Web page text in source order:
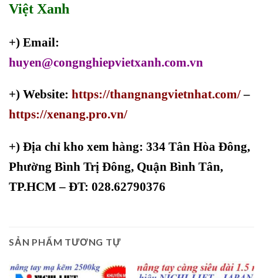
Việt Xanh
+) Email:
huyen@congnghiepvietxanh.com.vn
+) Website: https://thangnangvietnhat.com/–
https://xenang.pro.vn/
+) Địa chỉ kho xem hàng: 334 Tân Hòa Đông,
Phường Bình Trị Đông, Quận Bình Tân,
TP.HCM – ĐT: 028.62790376
SẢN PHẨM TƯƠNG TỰ